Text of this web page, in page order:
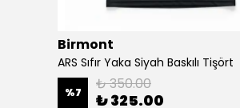
Birmont
ARS Sıfır Yaka Siyah Baskılı Tişört
%7 ₺ 350.00
₺ 325.00